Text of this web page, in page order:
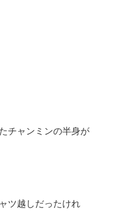
チャンミンの半身が
ツ越しだったけれ